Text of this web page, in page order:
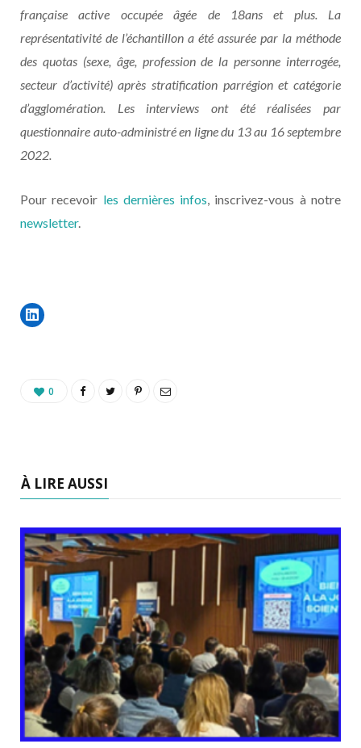
française active occupée âgée de 18ans et plus. La
représentativité de l’échantillon a été assurée par la méthode
des quotas (sexe, âge, profession de la personne interrogée,
secteur d’activité) après stratification parrégion et catégorie
d’agglomération. Les interviews ont été réalisées par
questionnaire auto-administré en ligne du 13 au 16 septembre
2022.
Pour recevoir les dernières infos, inscrivez-vous à notre
newsletter.
0
À LIRE AUSSI